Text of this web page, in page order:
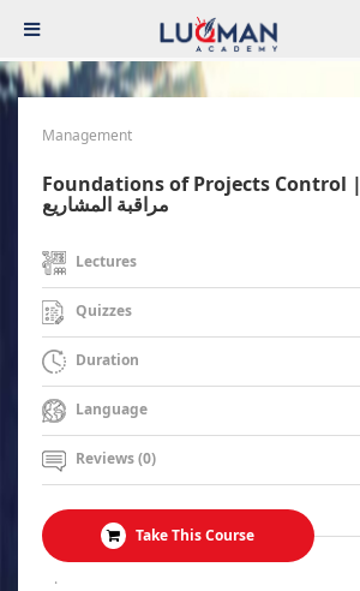
Management
Foundations of Projects Control | أسس ومهام
مراقبة المشاريع
Lectures
Quizzes
Duration
Language
Reviews (0)
Take This Course
.